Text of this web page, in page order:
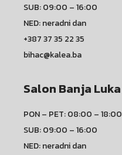
SUB: 09:00 – 16:00
NED: neradni dan
+387 37 35 22 35
bihac@kalea.ba
Salon Banja Luka
PON – PET: 08:00 – 18:00
SUB: 09:00 – 16:00
NED: neradni dan